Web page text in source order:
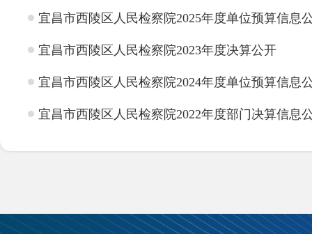
宜昌市西陵区人民检察院2025年度单位预算信息
宜昌市西陵区人民检察院2023年度决算公开
宜昌市西陵区人民检察院2024年度单位预算信息
宜昌市西陵区人民检察院2022年度部门决算信息